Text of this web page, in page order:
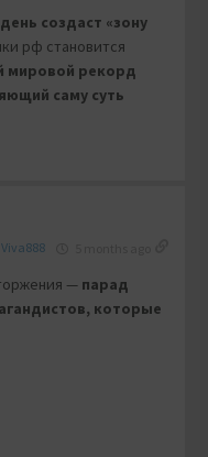
создаст «зону
рф становится
мировой рекорд
саму суть
Viva888
— парад
которые